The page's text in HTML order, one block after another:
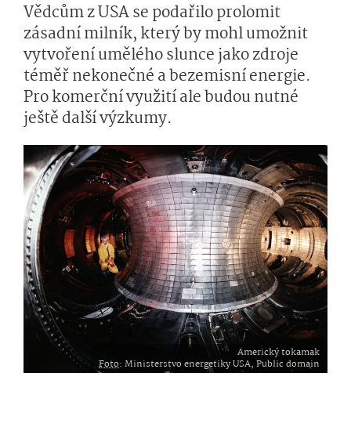
Vědcům z USA se podařilo prolomit
zásadní milník, který by mohl umožnit
vytvoření umělého slunce jako zdroje
téměř nekonečné a bezemisní energie.
Pro komerční využití ale budou nutné
ještě další výzkumy.
Americký tokamak
Foto: Ministerstvo energetiky USA, Public domain